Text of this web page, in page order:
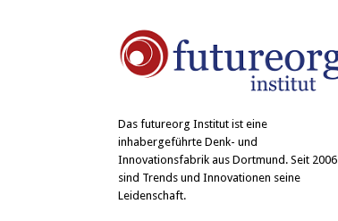
Das futureorg Institut ist eine
inhabergeführte Denk- und
Innovationsfabrik aus Dortmund. Seit 2006
sind Trends und Innovationen seine
Leidenschaft.